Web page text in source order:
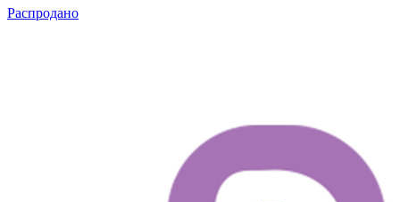
Распродано